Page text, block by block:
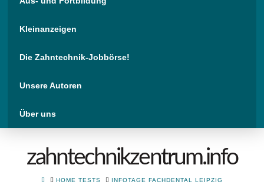
Kleinanzeigen
Die Zahntechnik-Jobbörse!
Unsere Autoren
Über uns
zahntechnikzentrum.info
HOMEHOME TESTS INFOTAGE FACHDENTAL LEIPZIG